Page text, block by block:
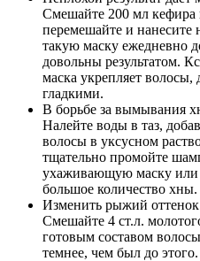
Смешайте 200 мл кефира
перемешайте и нанесите
такую маску ежедневно
довольны результатом.
маска укрепляет
гладкими.
В борьбе за вымывания
Налейте воды в таз,
волосы в уксусном
тщательно промойте
ухаживающую маску или
большое количество хны.
Изменить рыжий
Смешайте 4 ст.л.
готовым составом
темнее, чем был до этого.